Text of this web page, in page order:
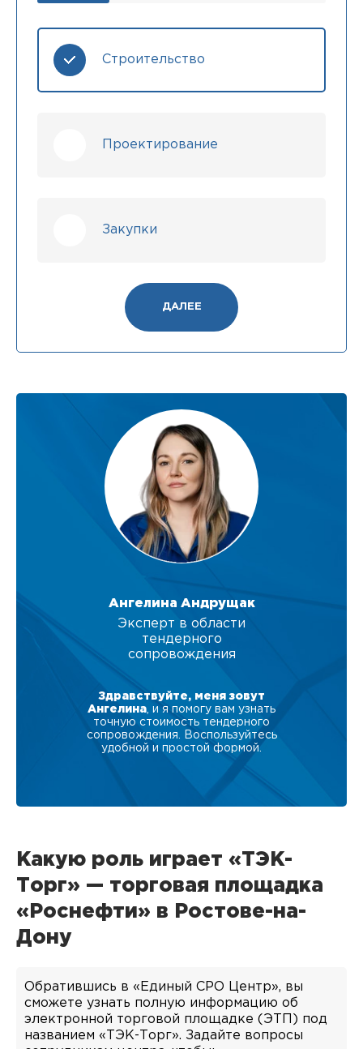
Строительство
Проектирование
Закупки
ДАЛЕЕ
Ангелина Андрущак
Эксперт в области
тендерного
сопровождения
Здравствуйте, меня зовут
Ангелина , и я помогу вам узнать
точную стоимость тендерного
сопровождения. Воспользуйтесь
удобной и простой формой.
Какую роль играет «ТЭК-
Торг» — торговая площадка
«Роснефти» в Ростове-на-
Дону
Обратившись в «Единый СРО Центр», вы
сможете узнать полную информацию об
электронной торговой площадке (ЭТП) под
названием «ТЭК-Торг». Задайте вопросы